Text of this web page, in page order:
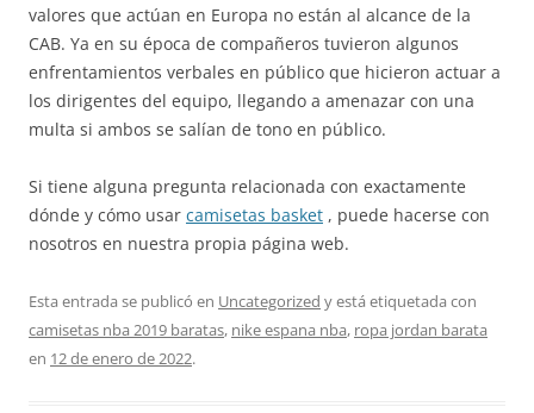
valores que actúan en Europa no están al alcance de la
CAB. Ya en su época de compañeros tuvieron algunos
enfrentamientos verbales en público que hicieron actuar a
los dirigentes del equipo, llegando a amenazar con una
multa si ambos se salían de tono en público.
Si tiene alguna pregunta relacionada con exactamente
dónde y cómo usar camisetas basket , puede hacerse con
nosotros en nuestra propia página web.
Esta entrada se publicó en Uncategorized y está etiquetada con
camisetas nba 2019 baratas, nike espana nba, ropa jordan barata
en 12 de enero de 2022.